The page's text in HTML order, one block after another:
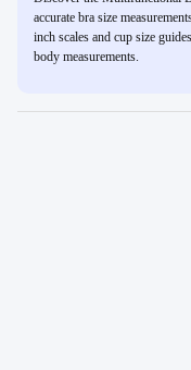
accurate bra size
inch scales and cup size
body measurements.